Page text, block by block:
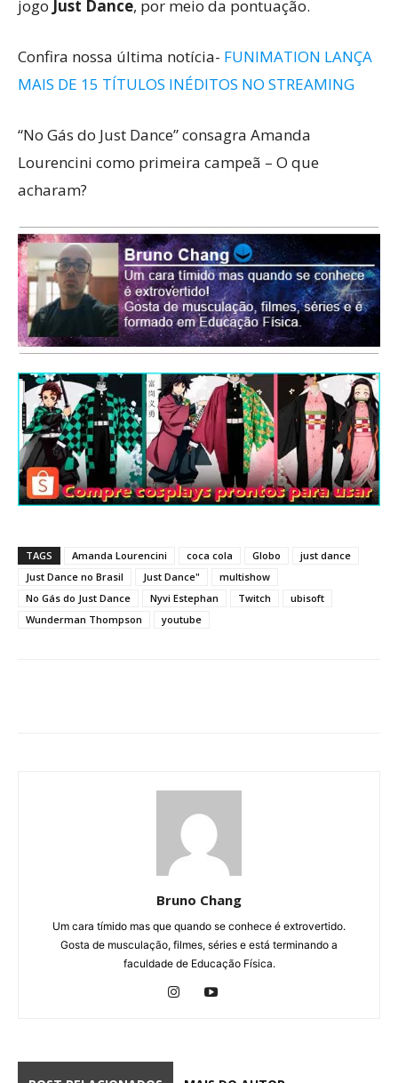
jogo Just Dance, por meio da pontuação.
Confira nossa última notícia- FUNIMATION LANÇA
MAIS DE 15 TÍTULOS INÉDITOS NO STREAMING
“No Gás do Just Dance” consagra Amanda
Lourencini como primeira campeã – O que
acharam?
TAGS Amanda Lourencini coca cola Globo
just dance
Just Dance no Brasil
Just Dance"
multishow
No Gás do Just Dance
Nyvi Estephan Twitch
ubisoft
Wunderman Thompson
youtube
Bruno Chang
Um cara tímido mas que quando se conhece é extrovertido.
Gosta de musculação, filmes, séries e está terminando a
faculdade de Educação Física.